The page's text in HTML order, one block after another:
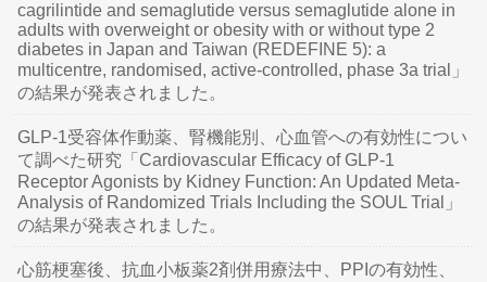
cagrilintide and semaglutide versus semaglutide alone in
adults with overweight or obesity with or without type 2
diabetes in Japan and Taiwan (REDEFINE 5): a
multicentre, randomised, active-controlled, phase 3a trial」
の結果が発表されました。
GLP-1受容体作動薬、腎機能別、心血管への有効性につい
て調べた研究「Cardiovascular Efficacy of GLP-1
Receptor Agonists by Kidney Function: An Updated Meta-
Analysis of Randomized Trials Including the SOUL Trial」
の結果が発表されました。
心筋梗塞後、抗血小板薬2剤併用療法中、PPIの有効性、